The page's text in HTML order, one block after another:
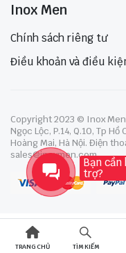
Inox Men
Chính sách riêng tư
Điều khoản và điều
Copyright 2023 © Inox
Ngọc Lộc, P.14, Q.10, Tp
Hoàng Mai, Hà Nội. Điện
sales@inoxmen.com
Bạn cần
trợ?
TRANG CHỦ TÌM KIẾM